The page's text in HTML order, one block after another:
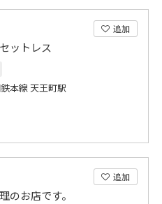
追加
ットレス
本線 天王町駅
追加
のお店です。